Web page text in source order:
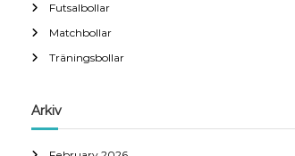
f
o
r
Futsalbollar
Matchbollar
Träningsbollar
Arkiv